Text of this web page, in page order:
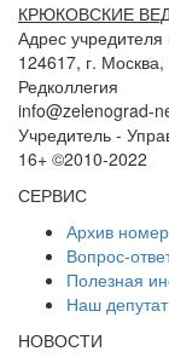
КРЮКОВСКИЕ
Адрес учредителя
124617, г.
Редколлегия
info@zelenograd-
Учредитель -
16+ ©2010-2022
СЕРВИС
Архив
Вопрос-
Полезная
Наш депутат
НОВОСТИ